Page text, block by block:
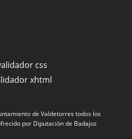
de Valdetorres todos los
por Diputación de Badajoz